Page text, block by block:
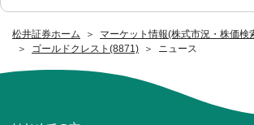
松井証券ホーム
マーケット情報(株式市況・株価検
ゴールドクレスト(8871)
ニュース